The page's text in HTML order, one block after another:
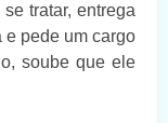
tratar, entrega
e pede um cargo
soube que ele